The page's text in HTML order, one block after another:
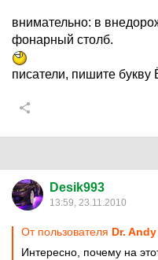
внимательно: в
фонарный столб.
писатели, пишите букву
Desik993
13:59, 23.11.2010
От пользователя Dr.
Интересно, почему на